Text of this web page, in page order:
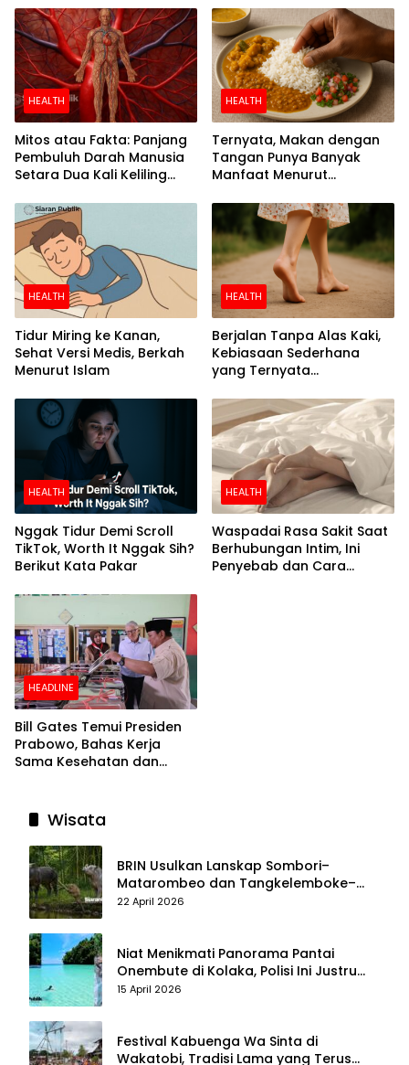
HEALTH
Mitos atau Fakta: Panjang
Pembuluh Darah Manusia
Setara Dua Kali Keliling
HEALTH
Ternyata, Makan dengan
Tangan Punya Banyak
Manfaat Menurut
HEALTH
Tidur Miring ke Kanan,
Sehat Versi Medis, Berkah
Menurut Islam
HEALTH
Berjalan Tanpa Alas Kaki,
Kebiasaan Sederhana
yang Ternyata
HEALTH
Nggak Tidur Demi Scroll
TikTok, Worth It Nggak Sih?
Berikut Kata Pakar
HEALTH
Waspadai Rasa Sakit Saat
Berhubungan Intim, Ini
Penyebab dan Cara
HEADLINE
Bill Gates Temui Presiden
Prabowo, Bahas Kerja
Sama Kesehatan dan
Wisata
BRIN Usulkan Lanskap Sombori–
Matarombeo dan Tangkelemboke–
Mekongga di Sulawesi Tenggara Jadi
22 April 2026
Niat Menikmati Panorama Pantai
Onembute di Kolaka, Polisi Ini Justru
Berakhir Membersihkan Sampah
15 April 2026
Festival Kabuenga Wa Sinta di
Wakatobi, Tradisi Lama yang Terus